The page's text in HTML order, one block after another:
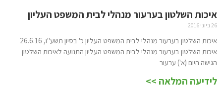
איכות השלטון בערעור מנהלי לבית המשפט העליון
26 ביוני 2016
איכות השלטון בערעור מנהלי לבית המשפט העליון כ' בסיון תשע"ו, 26.6.16
איכות השלטון בערעור מנהלי לבית המשפט העליון התנועה לאיכות השלטון
הגישה היום (א') ערעור
לידיעה המלאה >>